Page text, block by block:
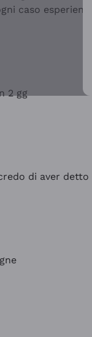
caso
2 gg
di aver